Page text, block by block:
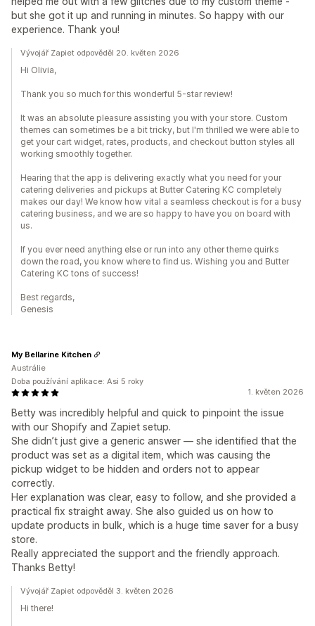
but she got it up and running in minutes. So happy with our
experience. Thank you!
Vývojář Zapiet odpověděl 20. květen 2026
Hi Olivia,
Thank you so much for this wonderful 5-star review!
It was an absolute pleasure assisting you with your store. Custom
themes can sometimes be a bit tricky, but I'm thrilled we were able to
get your cart widget, rates, products, and checkout button styles all
working smoothly together.
Hearing that the app is delivering exactly what you need for your
catering deliveries and pickups at Butter Catering KC completely
makes our day! We know how vital a seamless checkout is for a busy
catering business, and we are so happy to have you on board with
us.
If you ever need anything else or run into any other theme quirks
down the road, you know where to find us. Wishing you and Butter
Catering KC tons of success!
Best regards,
Genesis
1. květen 2026
Betty was incredibly helpful and quick to pinpoint the issue
with our Shopify and Zapiet setup.
She didn’t just give a generic answer — she identified that the
product was set as a digital item, which was causing the
pickup widget to be hidden and orders not to appear
correctly.
Her explanation was clear, easy to follow, and she provided a
practical fix straight away. She also guided us on how to
update products in bulk, which is a huge time saver for a busy
store.
Really appreciated the support and the friendly approach.
Thanks Betty!
My Bellarine Kitchen
Austrálie
Doba používání aplikace: Asi 5 roky
Vývojář Zapiet odpověděl 3. květen 2026
Hi there!